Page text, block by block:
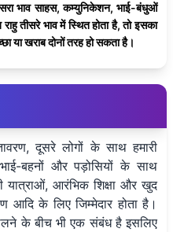
भाव साहस, कम्युनिकेशन, भाई-बंधुओं
तीसरे भाव में स्थित होता है, तो इसका
या खराब दोनों तरह हो सकता है।
दूसरे लोगों के साथ हमारी
बहनों और पड़ोसियों के साथ
यात्राओं, आरंभिक शिक्षा और खुद
आदि के लिए जिम्मेदार होता है।
के बीच भी एक संबंध है इसलिए